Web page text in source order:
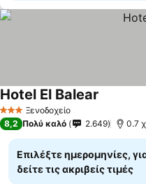
3 ΑστέριαΞενοδοχείο
Hotel El Balear
8,2 Πολύ καλό 2.649 0.7
Επιλέξτε ημερομηνίες,
δείτε τις ακριβείς τιμές